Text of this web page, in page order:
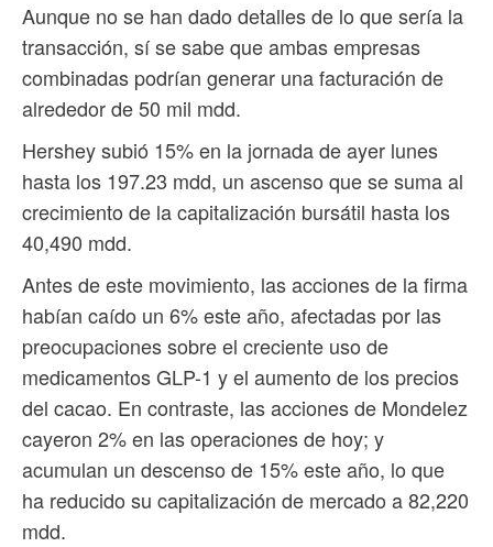
Aunque no se han dado detalles de lo que sería la
transacción, sí se sabe que ambas empresas
combinadas podrían generar una facturación de
alrededor de 50 mil mdd.
Hershey subió 15% en la jornada de ayer lunes
hasta los 197.23 mdd, un ascenso que se suma al
crecimiento de la capitalización bursátil hasta los
40,490 mdd.
Antes de este movimiento, las acciones de la firma
habían caído un 6% este año, afectadas por las
preocupaciones sobre el creciente uso de
medicamentos GLP-1 y el aumento de los precios
del cacao. En contraste, las acciones de Mondelez
cayeron 2% en las operaciones de hoy; y
acumulan un descenso de 15% este año, lo que
ha reducido su capitalización de mercado a 82,220
mdd.